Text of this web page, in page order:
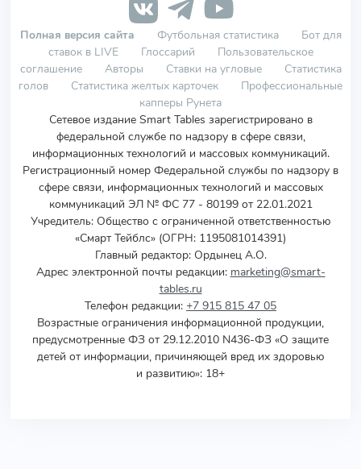
Полная версия сайта Футбольная статистика
Бот для
ставок в LIVE
Глоссарий
Пользовательское
соглашение
Авторы Ставки на угловые
Статистика
голов
Статистика желтых карточек
Профессиональные
капперы Рунета
Сетевое издание Smart Tables зарегистрировано в
федеральной службе по надзору в сфере связи,
информационных технологий и массовых коммуникаций.
Регистрационный номер Федеральной службы по надзору в
сфере связи, информационных технологий и массовых
коммуникаций ЭЛ № ФС 77 - 80199 от 22.01.2021
Учредитель: Общество с ограниченной ответственностью
«Смарт Тейблс» (ОГРН: 1195081014391)
Главный редактор: Ордынец А.О.
Адрес электронной почты редакции: marketing@smart-
tables.ru
Телефон редакции: +7 915 815 47 05
Возрастные ограничения информационной продукции,
предусмотренные ФЗ от 29.12.2010 N436-ФЗ «О защите
детей от информации, причиняющей вред их здоровью
и развитию»: 18+